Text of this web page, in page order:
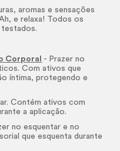
aromas e sensações
e relaxa! Todos os
Corporal
- Prazer no
Com ativos que
íntima, protegendo e
Contém ativos com
a aplicação.
no esquentar e no
que esquenta durante